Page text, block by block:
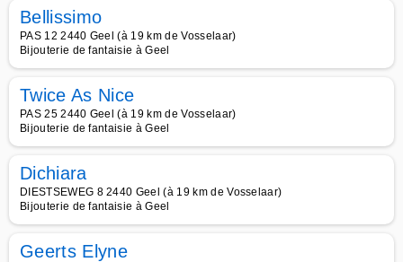
Bellissimo
PAS 12 2440 Geel (à 19 km de Vosselaar)
Bijouterie de fantaisie à Geel
Twice As Nice
PAS 25 2440 Geel (à 19 km de Vosselaar)
Bijouterie de fantaisie à Geel
Dichiara
DIESTSEWEG 8 2440 Geel (à 19 km de Vosselaar)
Bijouterie de fantaisie à Geel
Geerts Elyne